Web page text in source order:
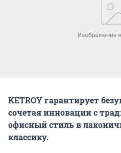
KETROY гарантирует
сочетая инновации с
офисный стиль в
классику.